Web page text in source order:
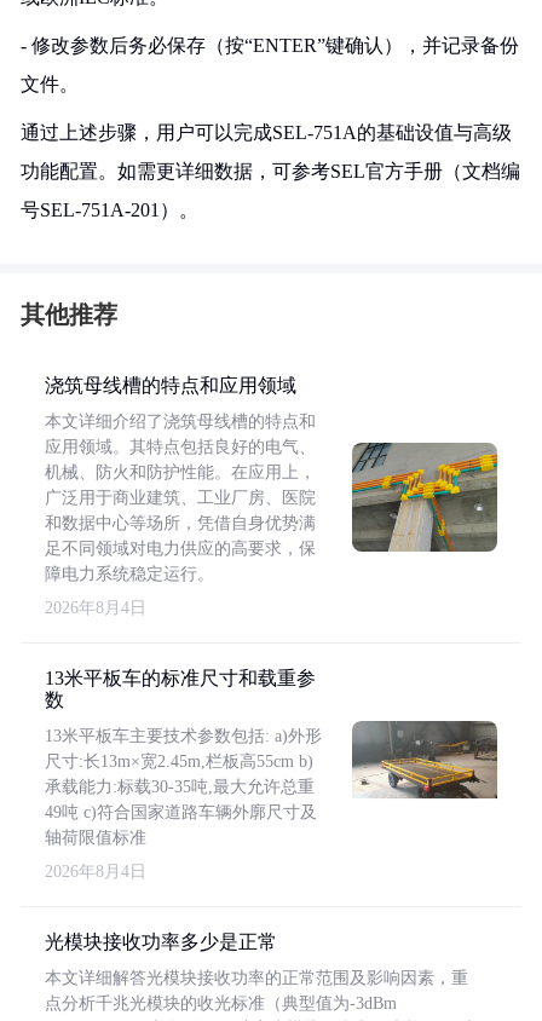
- 修改参数后务必保存（按“ENTER”键确认），并记录备份
文件。
通过上述步骤，用户可以完成SEL-751A的基础设值与高级
功能配置。如需更详细数据，可参考SEL官方手册（文档编
号SEL-751A-201）。
其他推荐
浇筑母线槽的特点和应用领域
本文详细介绍了浇筑母线槽的特点和
应用领域。其特点包括良好的电气、
机械、防火和防护性能。在应用上，
广泛用于商业建筑、工业厂房、医院
和数据中心等场所，凭借自身优势满
足不同领域对电力供应的高要求，保
障电力系统稳定运行。
2026年8月4日
13米平板车的标准尺寸和载重参
数
13米平板车主要技术参数包括: a)外形
尺寸:长13m×宽2.45m,栏板高55cm b)
承载能力:标载30-35吨,最大允许总重
49吨 c)符合国家道路车辆外廓尺寸及
轴荷限值标准
2026年8月4日
光模块接收功率多少是正常
本文详细解答光模块接收功率的正常范围及影响因素，重
点分析千兆光模块的收光标准（典型值为-3dBm